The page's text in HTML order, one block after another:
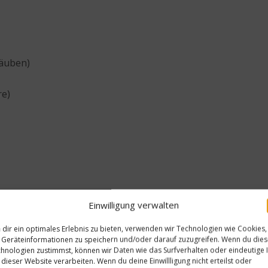
Einwilligung verwalten
dir ein optimales Erlebnis zu bieten, verwenden wir Technologien wie Cookies,
Geräteinformationen zu speichern und/oder darauf zuzugreifen. Wenn du
zustimmst, können wir Daten wie das Surfverhalten oder eindeutige
dieser Website verarbeiten. Wenn du deine Einwillligung nicht erteilst oder
schälen und in feine Spalten schneiden. Zwiebeln